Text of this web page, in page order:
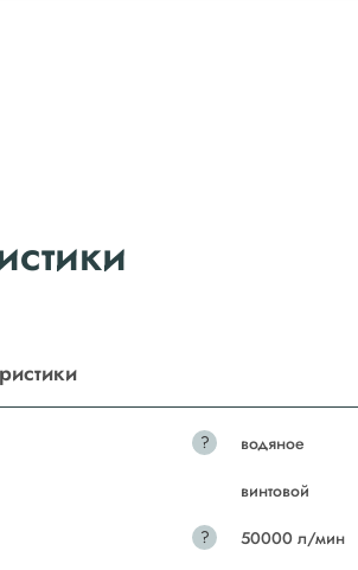
?
водяное
винтовой
?
50000 л/мин